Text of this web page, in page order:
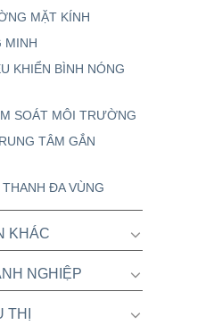
MẶT KÍNH
MINH
KHIỂN BÌNH NÓNG
SOÁT MÔI TRƯỜNG
TÂM GẮN
ĐA VÙNG
KHÁC
NGHIỆP
THỊ